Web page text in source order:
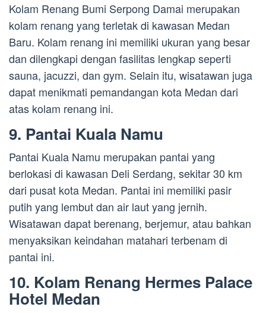
Kolam Renang Bumi Serpong Damai merupakan
kolam renang yang terletak di kawasan Medan
Baru. Kolam renang ini memiliki ukuran yang besar
dan dilengkapi dengan fasilitas lengkap seperti
sauna, jacuzzi, dan gym. Selain itu, wisatawan juga
dapat menikmati pemandangan kota Medan dari
atas kolam renang ini.
9. Pantai Kuala Namu
Pantai Kuala Namu merupakan pantai yang
berlokasi di kawasan Deli Serdang, sekitar 30 km
dari pusat kota Medan. Pantai ini memiliki pasir
putih yang lembut dan air laut yang jernih.
Wisatawan dapat berenang, berjemur, atau bahkan
menyaksikan keindahan matahari terbenam di
pantai ini.
10. Kolam Renang Hermes Palace
Hotel Medan